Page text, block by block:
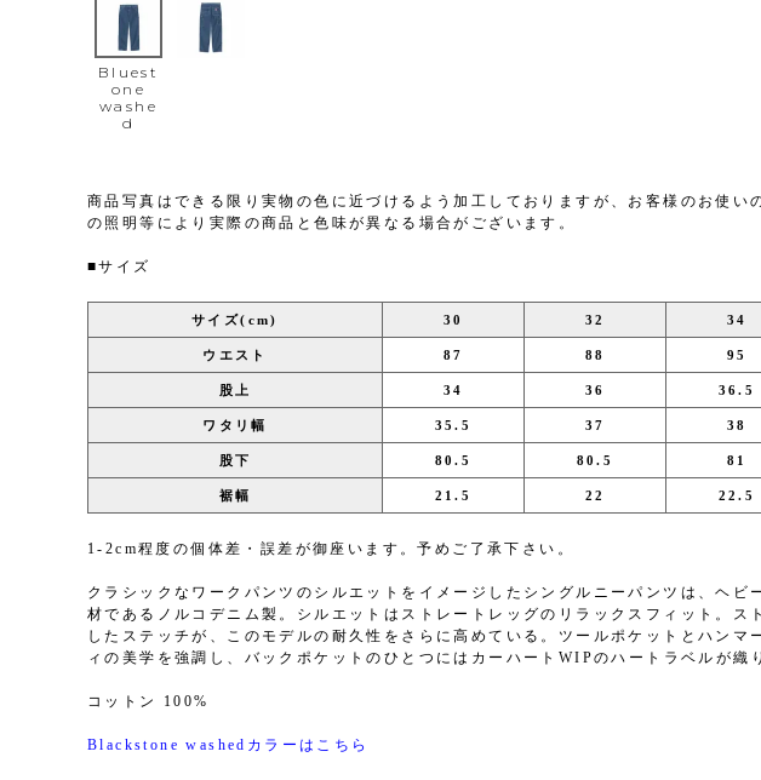
Bluest
one
washe
d
商品写真はできる限り実物の色に近づけるよう加工しておりますが、お客様のお使い
の照明等により実際の商品と色味が異なる場合がございます。
■サイズ
サイズ(cm) 30 32 34
ウエスト 87 88 95
股上 34 36 36.5
ワタリ幅 35.5 37 38
股下 80.5 80.5 81
裾幅 21.5 22 22.5
1-2cm程度の個体差・誤差が御座います。予めご了承下さい。
クラシックなワークパンツのシルエットをイメージしたシングルニーパンツは、ヘビ
材であるノルコデニム製。シルエットはストレートレッグのリラックスフィット。ス
したステッチが、このモデルの耐久性をさらに高めている。ツールポケットとハンマ
ィの美学を強調し、バックポケットのひとつにはカーハートWIPのハートラベルが織
コットン 100%
Blackstone washedカラーはこちら